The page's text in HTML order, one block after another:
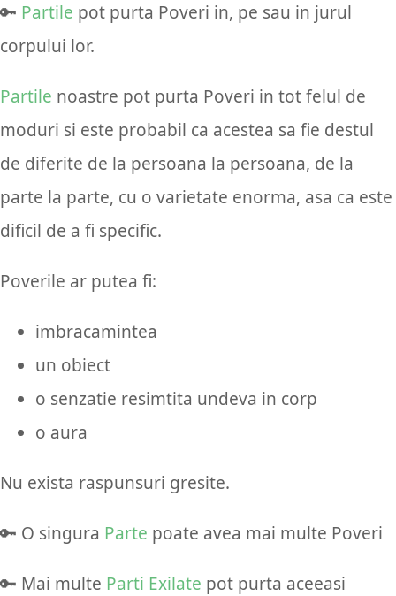
🔑 Partile pot purta Poveri in, pe sau in jurul
corpului lor.
Partile noastre pot purta Poveri in tot felul de
moduri si este probabil ca acestea sa fie destul
de diferite de la persoana la persoana, de la
parte la parte, cu o varietate enorma, asa ca este
dificil de a fi specific.
Poverile ar putea fi:
imbracamintea
un obiect
o senzatie resimtita undeva in corp
o aura
Nu exista raspunsuri gresite.
🔑 O singura Parte poate avea mai multe Poveri
🔑 Mai multe Parti Exilate pot purta aceeasi